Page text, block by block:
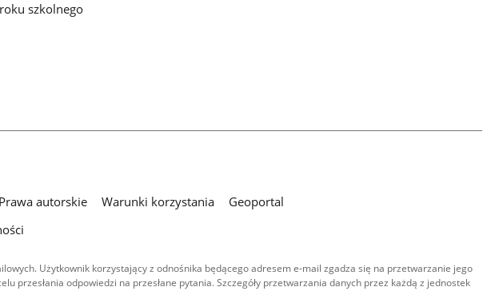
szkolnego
Prawa autorskie Warunki korzystania
Geoportal
Użytkownik korzystający z odnośnika będącego adresem e-mail zgadza się na przetwarzanie jego
przesłania odpowiedzi na przesłane pytania. Szczegóły przetwarzania danych przez każdą z jednostek